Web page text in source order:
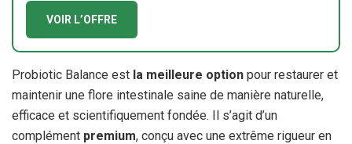
VOIR L’OFFRE
Probiotic Balance est la meilleure option pour restaurer et
maintenir une flore intestinale saine de manière naturelle,
efficace et scientifiquement fondée. Il s’agit d’un
complément premium, conçu avec une extrême rigueur en